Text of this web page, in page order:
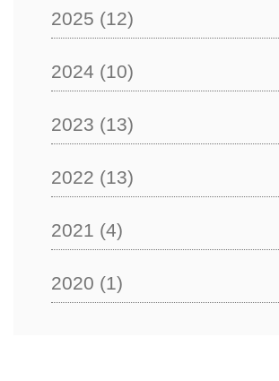
2025 (12)
2024 (10)
2023 (13)
2022 (13)
2021 (4)
2020 (1)